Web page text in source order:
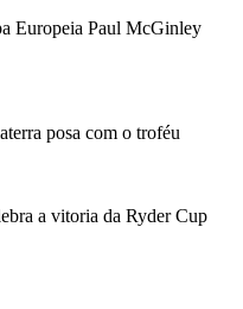
Europeia Paul McGinley
posa com o troféu
a vitoria da Ryder Cup